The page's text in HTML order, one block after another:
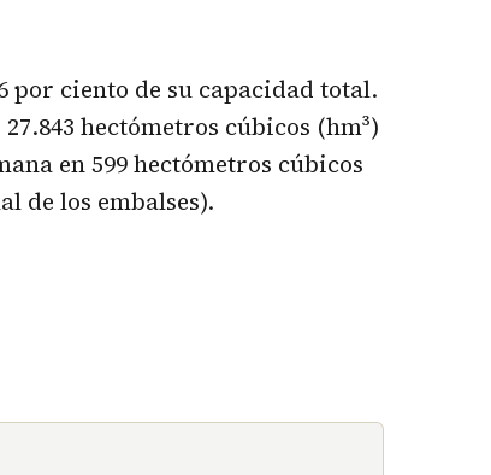
por ciento de su capacidad total.
hectómetros cúbicos (hm³)
en 599 hectómetros cúbicos
de los embalses).